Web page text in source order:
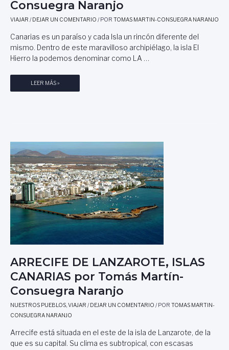
Consuegra Naranjo
VIAJAR /DEJAR UN COMENTARIO / POR TOMAS MARTIN-CONSUEGRA NARANJO
Canarias es un paraíso y cada Isla un rincón diferente del
mismo. Dentro de este maravilloso archipiélago, la isla El
Hierro la podemos denominar como LA …
L
A
E
L
H
I
E
R
O
C
A
N
A
R
A
S
LEER MÁS »
ARRECIFE DE LANZAROTE, ISLAS
CANARIAS por Tomás Martín-
Consuegra Naranjo
NUESTROS PUEBLOS VIAJAR /DEJAR UN COMENTARIO / POR TOMAS MARTIN-
CONSUEGRA NARANJO
Arrecife está situada en el este de la isla de Lanzarote, de la
que es su capital. Su clima es subtropical, con escasas